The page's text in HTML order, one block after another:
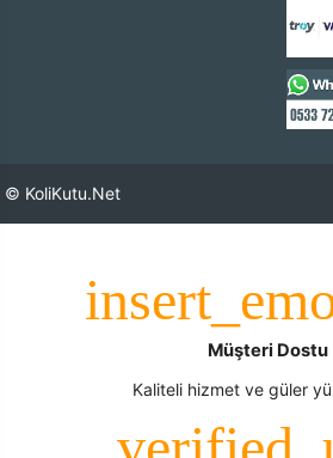
© KoliKutu.Net
Müşteri Dostu
Kaliteli hizmet ve güler